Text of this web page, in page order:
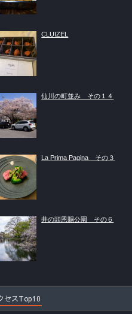
CLUIZEL
仙川の町並み その１４
La Prima Pagina その３
井の頭恩賜公園 その６
セスTop10